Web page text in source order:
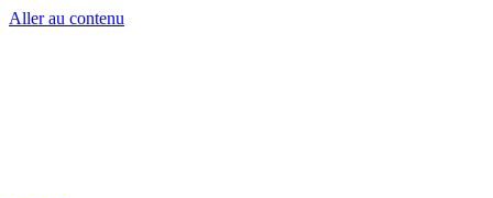
Aller au contenu